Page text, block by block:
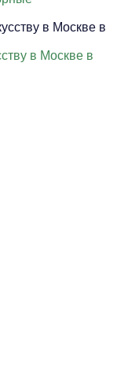
в Москве в